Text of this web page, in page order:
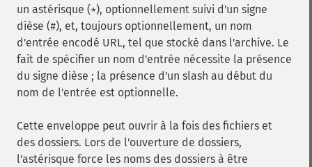
un astérisque (*), optionnellement suivi d'un signe
dièse (#), et, toujours optionnellement, un nom
d'entrée encodé URL, tel que stocké dans l'archive. Le
fait de spécifier un nom d'entrée nécessite la présence
du signe dièse ; la présence d'un slash au début du
nom de l'entrée est optionnelle.
Cette enveloppe peut ouvrir à la fois des fichiers et
des dossiers. Lors de l'ouverture de dossiers,
l'astérisque force les noms des dossiers à être